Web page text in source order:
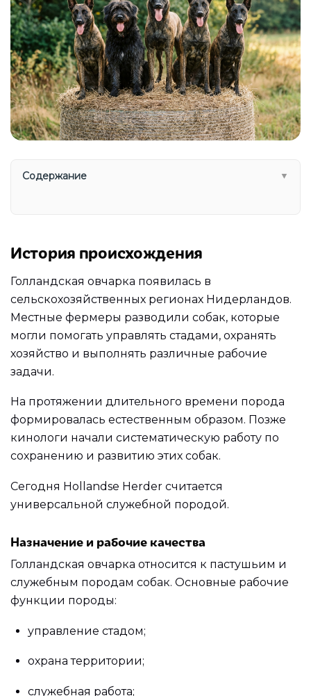
Содержание ▼
История происхождения
Голландская овчарка появилась в
сельскохозяйственных регионах Нидерландов.
Местные фермеры разводили собак, которые
могли помогать управлять стадами, охранять
хозяйство и выполнять различные рабочие
задачи.
На протяжении длительного времени порода
формировалась естественным образом. Позже
кинологи начали систематическую работу по
сохранению и развитию этих собак.
Сегодня Hollandse Herder считается
универсальной служебной породой.
Назначение и рабочие качества
Голландская овчарка относится к пастушьим и
служебным породам собак. Основные рабочие
функции породы:
управление стадом;
охрана территории;
служебная работа;